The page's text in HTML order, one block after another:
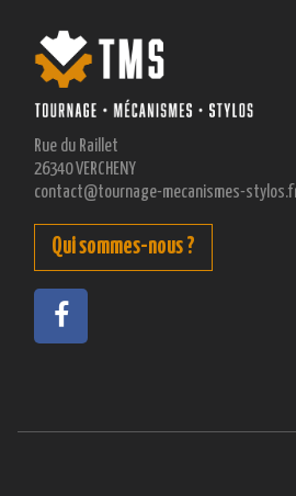
Rue du Raillet
26340 VERCHENY
contact@tournage-mecanismes-
Qui sommes-nous ?